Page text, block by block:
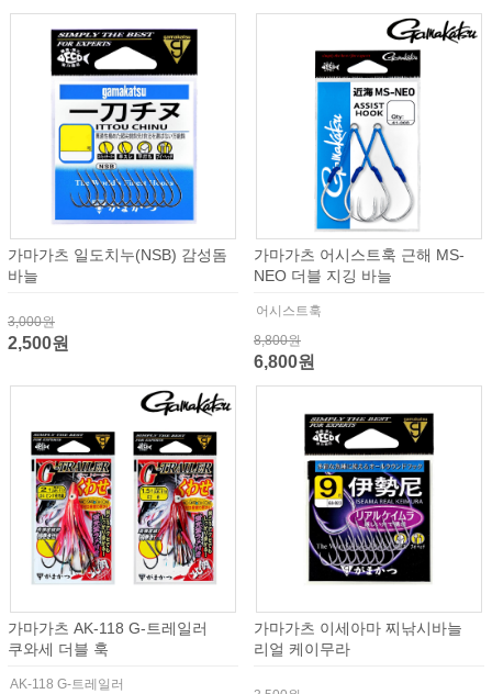
가마가츠 일도치누(NSB) 감성돔
바늘
3,000원
2,500원
가마가츠 어시스트훅 근해 MS-
NEO 더블 지깅 바늘
어시스트훅
8,800원
6,800원
가마가츠 AK-118 G-트레일러
쿠와세 더블 훅
AK-118 G-트레일러
가마가츠 이세아마 찌낚시바늘
리얼 케이무라